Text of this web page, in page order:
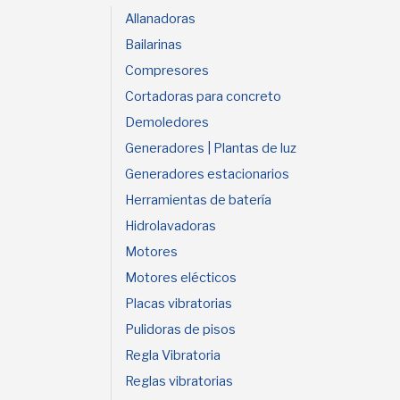
Allanadoras
Bailarinas
Compresores
Cortadoras para concreto
Demoledores
Generadores | Plantas de luz
Generadores estacionarios
Herramientas de batería
Hidrolavadoras
Motores
Motores elécticos
Placas vibratorias
Pulidoras de pisos
Regla Vibratoria
Reglas vibratorias